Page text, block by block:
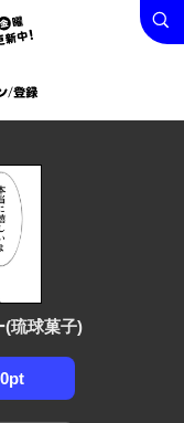
/
検索
(琉球菓子)